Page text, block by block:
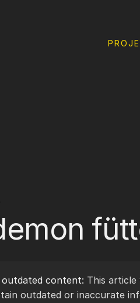
outdated content: This article
outdated or inaccurate